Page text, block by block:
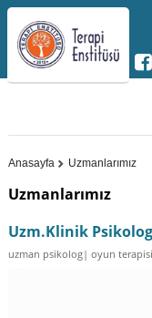
Anasayfa Uzmanlarımız
Uzmanlarımız
Uzm.Klinik
uzman psikolog| oyun